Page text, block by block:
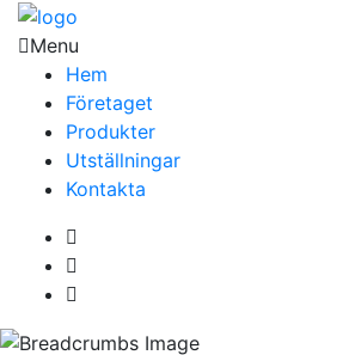
Menu
Hem
Företaget
Produkter
Utställningar
Kontakta